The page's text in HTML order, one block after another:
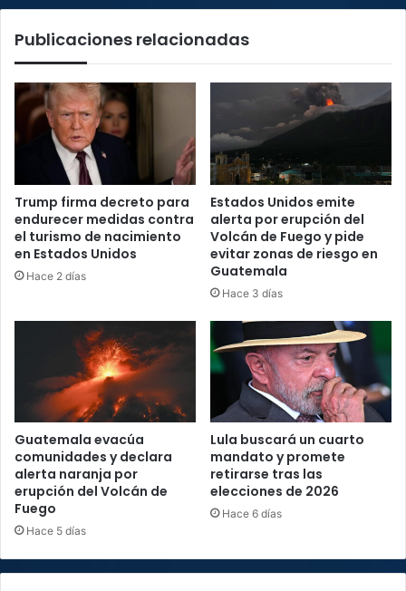
Publicaciones relacionadas
Trump firma decreto para
endurecer medidas contra
el turismo de nacimiento
en Estados Unidos
Hace 2 días
Estados Unidos emite
alerta por erupción del
Volcán de Fuego y pide
evitar zonas de riesgo en
Guatemala
Hace 3 días
Guatemala evacúa
comunidades y declara
alerta naranja por
erupción del Volcán de
Fuego
Hace 5 días
Lula buscará un cuarto
mandato y promete
retirarse tras las
elecciones de 2026
Hace 6 días